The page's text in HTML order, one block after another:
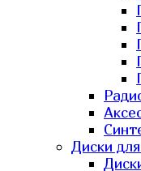
Диски